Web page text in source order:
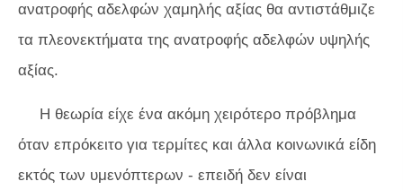
ανατροφής αδελφών χαμηλής αξίας θα αντιστάθμιζε
τα πλεονεκτήματα της ανατροφής αδελφών υψηλής
αξίας.
Η θεωρία είχε ένα ακόμη χειρότερο πρόβλημα
όταν επρόκειτο για τερμίτες και άλλα κοινωνικά είδη
εκτός των υμενόπτερων - επειδή δεν είναι